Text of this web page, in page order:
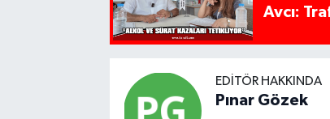
Avcı:
EDITÖR HAKKINDA
Pınar Gözek